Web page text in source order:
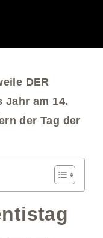
DER
Jahr am 14.
der Tag der